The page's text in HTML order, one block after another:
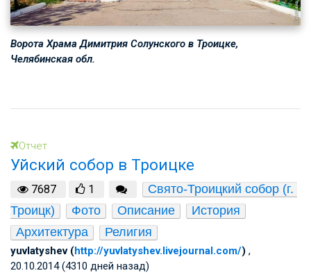
Ворота Храма Димитрия Солунского в Троицке,
Челябинская обл.
Отчет
Уйский собор в Троицке
7687 1
Свято-Троицкий собор (г.
Троицк)
Фото Описание
История
Архитектура
Религия
yuvlatyshev (http://yuvlatyshev.livejournal.com/) ,
20.10.2014 (4310 дней назад)